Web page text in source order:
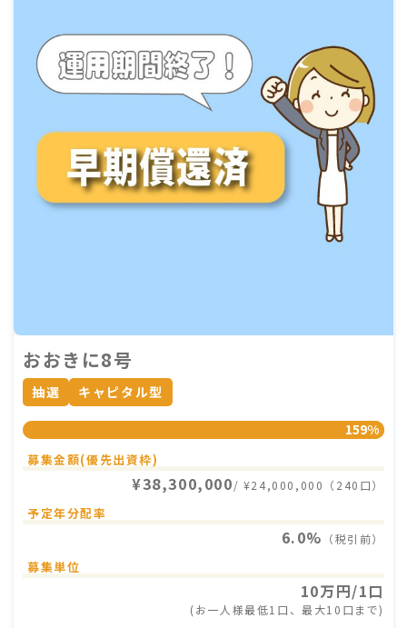
おおきに8号
抽選 キャピタル型
159%
募集金額(優先出資枠)
¥38,300,000/ ¥24,000,000（240口）
予定年分配率
6.0% （税引前）
募集単位
10万円/1口
(お一人様最低1口、最大10口まで)